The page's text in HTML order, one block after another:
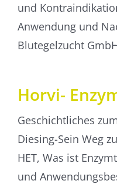
und
Anwendung und
Blutegelzucht
Horvi-
Geschichtliches
Diesing-Sein Weg
HET, Was ist
und